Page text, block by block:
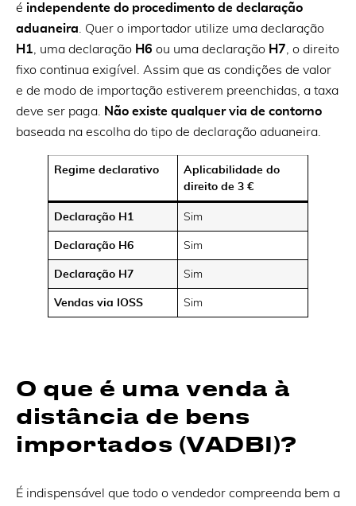
é independente do procedimento de declaração
aduaneira . Quer o importador utilize uma declaração
H1 , uma declaração H6 ou uma declaração H7 , o direito
fixo continua exigível. Assim que as condições de valor
e de modo de importação estiverem preenchidas, a taxa
deve ser paga.
Não existe qualquer via de contorno
baseada na escolha do tipo de declaração aduaneira.
Regime declarativo
Aplicabilidade do
direito de 3 €
Declaração H1 Sim
Declaração H6 Sim
Declaração H7 Sim
Vendas via IOSS Sim
O que é uma venda à
distância de bens
importados (VADBI)?
É indispensável que todo o vendedor compreenda bem a